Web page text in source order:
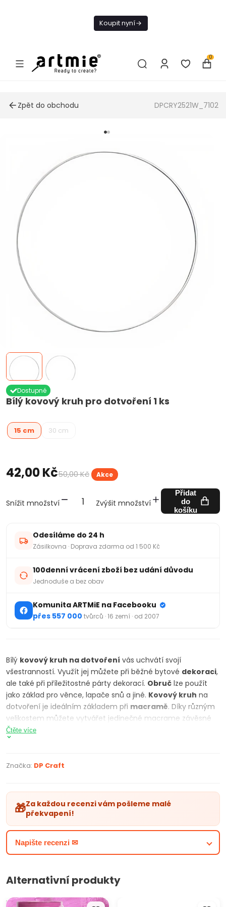
Koupit nyní
0
Zpět do obchodu DPCRY2521W_7102
Bílý kovový kruh pro dotvoření 1 ks
Dostupné
15 cm 30 cm
42,00 Kč50,00 Kč Akce
Snížit množství Zvýšit množství
Přidat
do
košíku
Odesíláme do 24 h
Zásilkovna · Doprava zdarma od 1 500 Kč
100denní vrácení zboží bez udání důvodu
Jednoduše a bez obav
Komunita ARTMiE na Facebooku
přes 557 000 tvůrců · 16 zemí · od 2007
Bílý kovový kruh na dotvoření vás uchvátí svojí
všestranností. Využít jej můžete při běžné bytové dekoraci,
ale také při příležitostné párty dekorací. Obruč lze použít
jako základ pro věnce, lapače snů a jiné. Kovový kruh na
dotvoření je ideálním základem při macramě. Díky různým
velikostem můžete vytvářet jedinečné macrame závěsné
dekorace nebo lapače snů s více kruhovými základy.
Vyrobte si originální kruhovou kytici na svatbu za pomoci
nezapomenutelnou díky originální
PARAMETRY PRODUKTU:
Bílý kovový kruh
Tloušťka 3 mm
Čtěte více
Značka: DP Craft
🎁Za každou recenzi vám pošleme malé
překvapení!
Napište recenzi ✉
Alternativní produkty
Barvy na textil a kůži ARTMIE